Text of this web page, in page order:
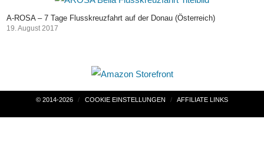
A-ROSA – 7 Tage Flusskreuzfahrt auf der Donau (Österreich)
19. August 2017
Beitragsnavigation
© 2014-2026 COOKIE EINSTELLUNGEN AFFILIATE LINKS